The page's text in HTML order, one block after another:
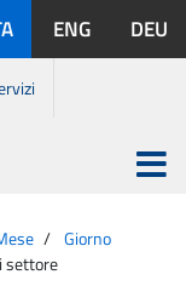
ENG DEU
Apri
menu
Giorno
settore